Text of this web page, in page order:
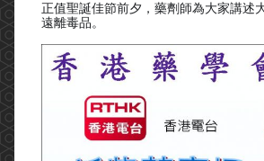
正值聖誕佳節前夕，藥劑師為大家講述
遠離毒品。